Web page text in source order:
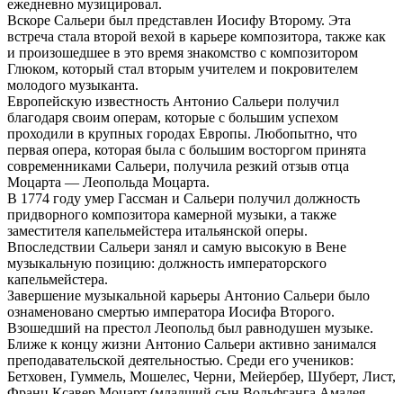
ежедневно музицировал.
Вскоре Сальери был представлен Иосифу Второму. Эта
встреча стала второй вехой в карьере композитора, также как
и произошедшее в это время знакомство с композитором
Глюком, который стал вторым учителем и покровителем
молодого музыканта.
Европейскую известность Антонио Сальери получил
благодаря своим операм, которые с большим успехом
проходили в крупных городах Европы. Любопытно, что
первая опера, которая была с большим восторгом принята
современниками Сальери, получила резкий отзыв отца
Моцарта — Леопольда Моцарта.
В 1774 году умер Гассман и Сальери получил должность
придворного композитора камерной музыки, а также
заместителя капельмейстера итальянской оперы.
Впоследствии Сальери занял и самую высокую в Вене
музыкальную позицию: должность императорского
капельмейстера.
Завершение музыкальной карьеры Антонио Сальери было
ознаменовано смертью императора Иосифа Второго.
Взошедший на престол Леопольд был равнодушен музыке.
Ближе к концу жизни Антонио Сальери активно занимался
преподавательской деятельностью. Среди его учеников:
Бетховен, Гуммель, Мошелес, Черни, Мейербер, Шуберт, Лист,